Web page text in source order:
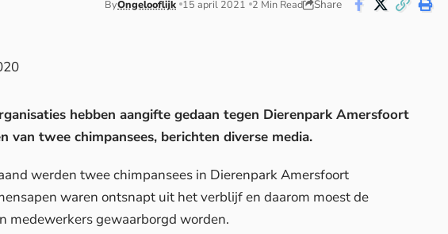
ByOngelooflijk 15 april 2021 2 Min Read Share
hebben aangifte gedaan tegen Dierenpark Amersfoort
van twee chimpansees, berichten diverse media.
werden twee chimpansees in Dierenpark Amersfoort
waren ontsnapt uit het verblijf en daarom moest de
medewerkers gewaarborgd worden.